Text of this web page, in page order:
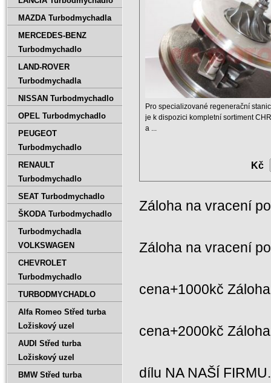
Pro specializované regenerační
je k dispozici kompletní sortiment
a ...
Kč
Záloha na vracení
Záloha na vracení
cena+1000kč
cena+2000kč
dílu NA NAŠÍ
MAZDA Turbodmychadla
MERCEDES-BENZ
Turbodmychadlo
LAND-ROVER
Turbodmychadla
NISSAN Turbodmychadlo
OPEL Turbodmychadlo
PEUGEOT
Turbodmychadlo
RENAULT
Turbodmychadlo
SEAT Turbodmychadlo
ŠKODA Turbodmychadlo
Turbodmychadla
VOLKSWAGEN
CHEVROLET
Turbodmychadlo
TURBODMYCHADLO
Alfa Romeo Střed turba
Ložiskový uzel
AUDI Střed turba
Ložiskový uzel
BMW Střed turba